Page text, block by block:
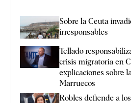
Sobre la Ceuta
irresponsables
Tellado
crisis migratoria en
explicaciones sobre
Marruecos
Robles defiende a